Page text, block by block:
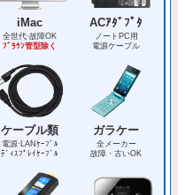
iMac
全世代·故障OK
ﾌﾞﾗｳﾝ管型除く
ACｱﾀﾞﾌﾟﾀ
ノートPC用
電源ケーブル
ケーブル類
電源·LANｹｰﾌﾞﾙ
ﾃﾞｨｽﾌﾟﾚｲｹｰﾌﾞﾙ
ガラケー
全メーカー
故障・古いOK